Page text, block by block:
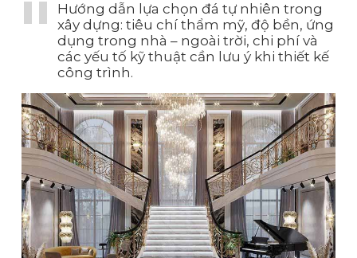
Hướng dẫn lựa chọn đá tự nhiên trong
xây dựng: tiêu chí thẩm mỹ, độ bền, ứng
dụng trong nhà – ngoài trời, chi phí và
các yếu tố kỹ thuật cần lưu ý khi thiết kế
công trình.